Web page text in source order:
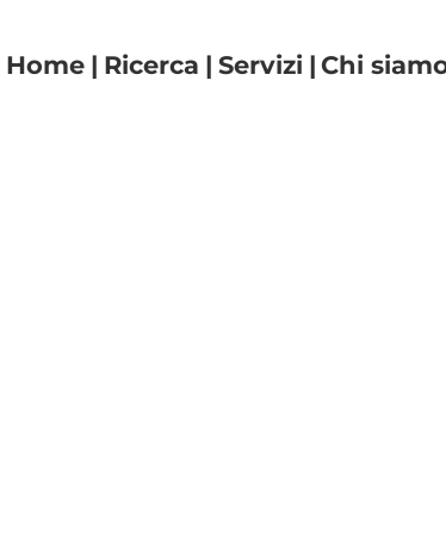
Navigazione principale
Home Ricerca Servizi Chi